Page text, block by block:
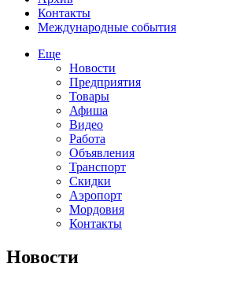
Контакты
Международные события
Еще
Новости
Предприятия
Товары
Афиша
Видео
Работа
Объявления
Транспорт
Скидки
Аэропорт
Мордовия
Контакты
Новости